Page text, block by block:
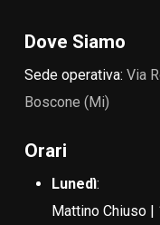
Dove Siamo
Sede operativa: Via
Boscone (Mi)
Orari
Lunedì:
Mattino Chiuso |